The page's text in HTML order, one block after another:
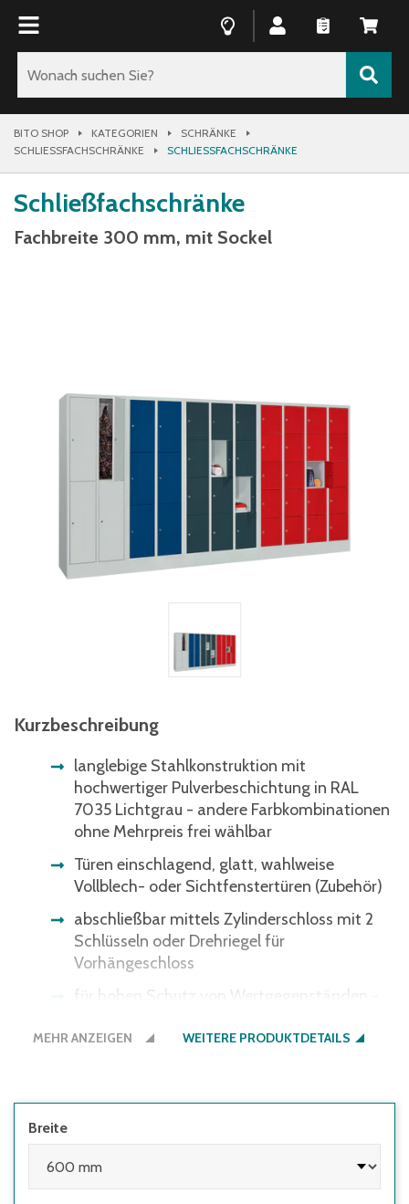
BITO SHOP KATEGORIEN
SCHRÄNKE
SCHLIESSFACHSCHRÄNKE
SCHLIESSFACHSCHRÄNKE
Schließfachschränke
Fachbreite 300 mm, mit Sockel
Kurzbeschreibung
langlebige Stahlkonstruktion mit
hochwertiger Pulverbeschichtung in RAL
7035 Lichtgrau - andere Farbkombinationen
ohne Mehrpreis frei wählbar
Türen einschlagend, glatt, wahlweise
Vollblech- oder Sichtfenstertüren (Zubehör)
abschließbar mittels Zylinderschloss mit 2
Schlüsseln oder Drehriegel für
Vorhängeschloss
für hohen Schutz von Wertgegenständen -
individueller Aufteilung
MEHR ANZEIGEN WEITERE PRODUKTDETAILS
Breite